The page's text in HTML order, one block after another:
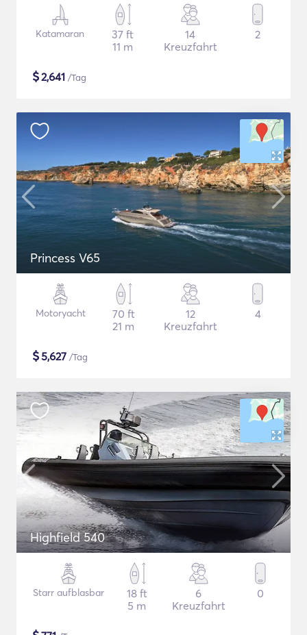
Katamaran
37 ft
11 m
14
Kreuzfahrt
2
$2,641 /Tag
Princess V65
Motoryacht
70 ft
21 m
12
Kreuzfahrt
4
$5,627 /Tag
Highfield 540
Starr aufblasbar
18 ft
5 m
6
Kreuzfahrt
0